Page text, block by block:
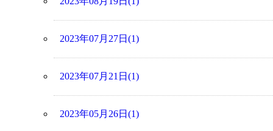
2023年07月27日(1)
2023年07月21日(1)
2023年05月26日(1)